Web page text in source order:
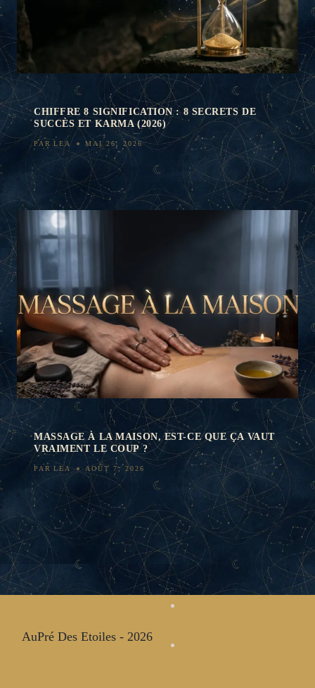
CHIFFRE 8 SIGNIFICATION : 8 SECRETS DE
SUCCÈS ET KARMA (2026)
PAR LEA MAI 26, 2026
MASSAGE À LA MAISON, EST-CE QUE ÇA VAUT
VRAIMENT LE COUP ?
PAR LEA AOÛT 7, 2026
AuPré Des Etoiles - 2026